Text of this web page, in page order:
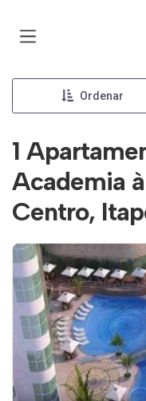
Ordenar
1
Academia
Centro,